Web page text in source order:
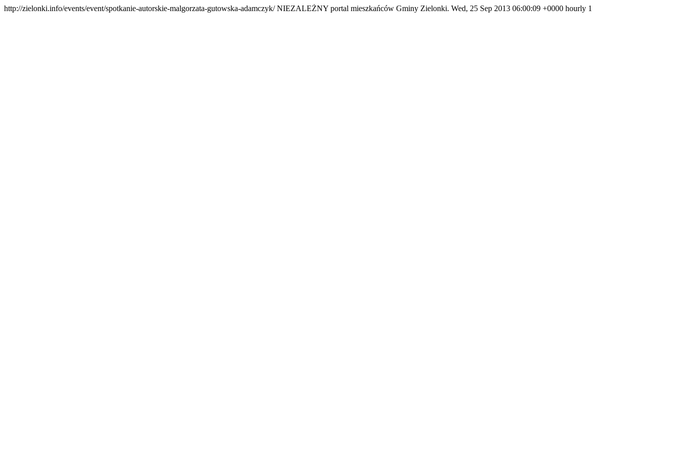
http://zielonki.info/events/event/spotkanie-autorskie-malgorzata-gutowska-adamczyk/NIEZALEŻNY portal mieszkańców Gminy Zielonki. Wed, 25 Sep 2013 06:00:09 +0000 hourly 1